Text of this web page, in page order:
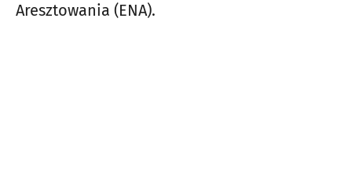
Aresztowania (ENA).